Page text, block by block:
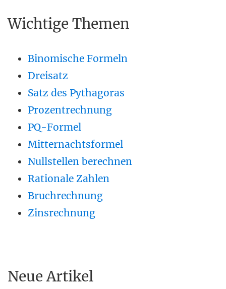
Wichtige Themen
Binomische Formeln
Dreisatz
Satz des Pythagoras
Prozentrechnung
PQ-Formel
Mitternachtsformel
Nullstellen berechnen
Rationale Zahlen
Bruchrechnung
Zinsrechnung
Neue Artikel